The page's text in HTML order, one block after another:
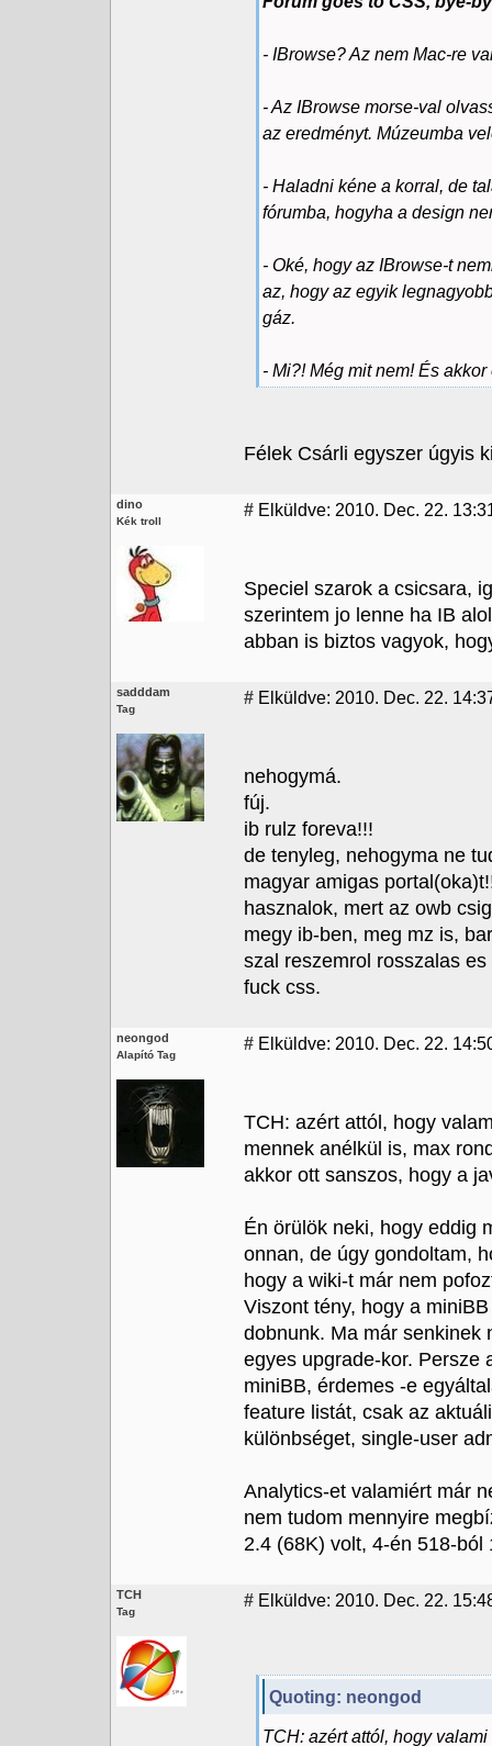
- IBrowse? Az nem Mac-re
- Az IBrowse morse-val
az eredményt. Múzeumba
- Haladni kéne a korral, de
fórumba, hogyha a design
- Oké, hogy az IBrowse-t
az, hogy az egyik
gáz.
- Mi?! Még mit nem! És
Félek Csárli egyszer úgyis
dino
Kék troll
# Elküldve: 2010. Dec. 22.
Speciel szarok a csicsara,
szerintem jo lenne ha IB
abban is biztos vagyok,
sadddam
Tag
# Elküldve: 2010. Dec. 22.
nehogymá.
fúj.
ib rulz foreva!!!
de tenyleg, nehogyma ne
magyar amigas
hasznalok, mert az owb
megy ib-ben, meg mz is,
szal reszemrol rosszalas es
fuck css.
neongod
Alapító Tag
# Elküldve: 2010. Dec. 22.
TCH: azért attól, hogy
mennek anélkül is, max
akkor ott sanszos, hogy a
Én örülök neki, hogy eddig
onnan, de úgy gondoltam,
hogy a wiki-t már nem
Viszont tény, hogy a
dobnunk. Ma már senkinek
egyes upgrade-kor. Persze
miniBB, érdemes -e
feature listát, csak az
különbséget, single-user
Analytics-et valamiért már
nem tudom mennyire
2.4 (68K) volt, 4-én 518-
TCH
Tag
# Elküldve: 2010. Dec. 22.
Quoting: neongod
TCH: azért attól, hogy